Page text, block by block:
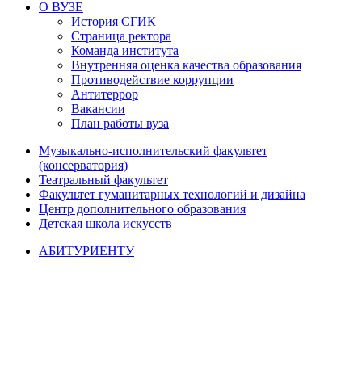
О ВУЗЕ
История СГИК
Страница ректора
Команда института
Внутренняя оценка качества образования
Противодействие коррупции
Антитеррор
Вакансии
План работы вуза
Музыкально-исполнительский факультет
(консерватория)
Театральный факультет
Факультет гуманитарных технологий и дизайна
Центр дополнительного образования
Детская школа искусств
АБИТУРИЕНТУ